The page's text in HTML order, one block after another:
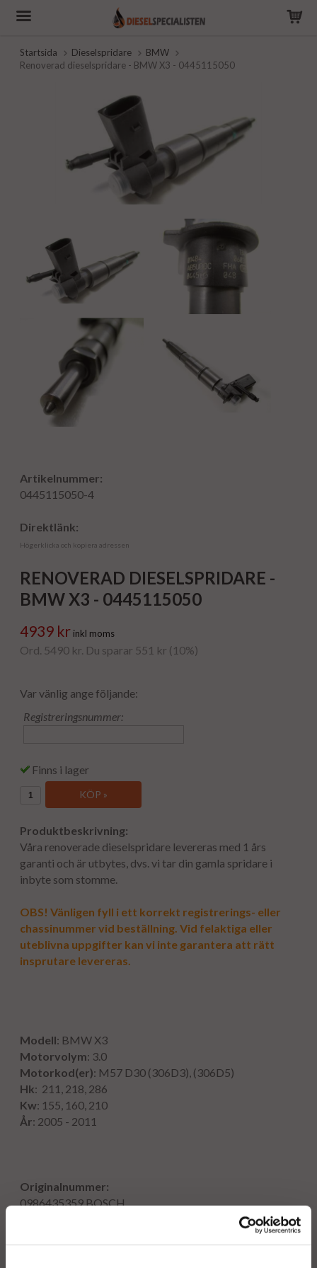
Startsida Dieselspridare
BMW
Renoverad dieselspridare - BMW X3 - 0445115050
Artikelnummer:
0445115050-4
Direktlänk:
Högerklicka och kopiera adressen
RENOVERAD DIESELSPRIDARE -
BMW X3 - 0445115050
4939 kr inkl moms
Ord. 5490 kr. Du sparar 551 kr (10%)
Var vänlig ange följande:
Registreringsnummer:
Finns i lager
KÖP »
Produktbeskrivning:
Våra renoverade dieselspridare levereras med 1 års
garanti och är utbytes, dvs. vi tar din gamla spridare i
inbyte som stomme.
OBS! Vänligen fyll i ett korrekt registrerings- eller
chassinummer vid beställning. Vid felaktiga eller
uteblivna uppgifter kan vi inte garantera att rätt
insprutare levereras.
Modell: BMW X3
Motorvolym: 3.0
Motorkod(er): M57 D30 (306D3), (306D5)
Hk: 211, 218, 286
Kw: 155, 160, 210
År: 2005 - 2011
Originalnummer:
0986435359BOSCH